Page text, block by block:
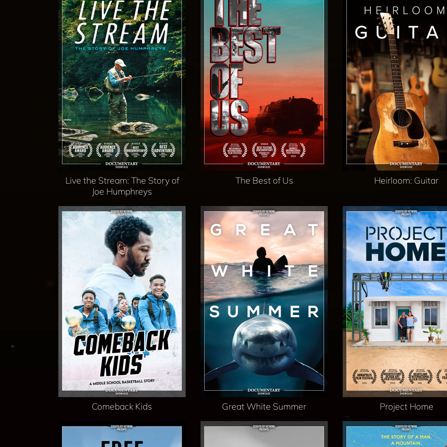
Live the Stream: The Story of
Joe Humphreys
The Best of Us Heirloom: Guitar
Comeback Kids Great White Summer Project Home